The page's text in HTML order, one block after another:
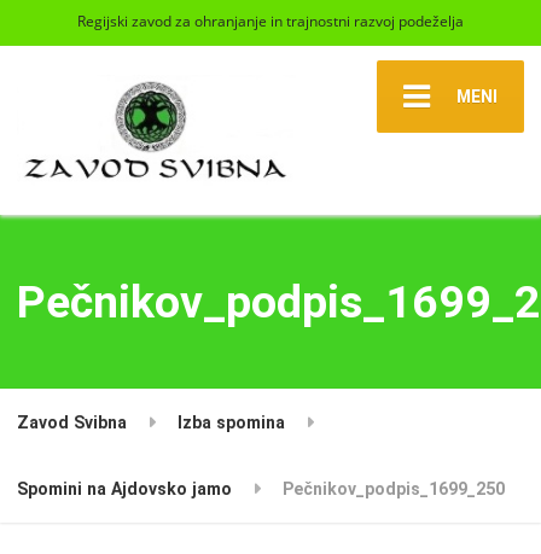
Regijski zavod za ohranjanje in trajnostni razvoj podeželja
MENI
Zavod Svibna Izba spomina
Spomini na Ajdovsko jamo Pečnikov_podpis_1699_250